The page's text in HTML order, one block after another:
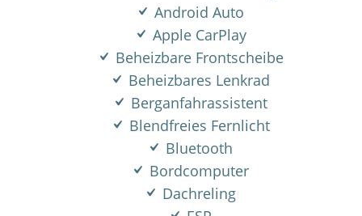
Android Auto
Apple CarPlay
Beheizbare Frontscheibe
Beheizbares Lenkrad
Berganfahrassistent
Blendfreies Fernlicht
Bluetooth
Bordcomputer
Dachreling